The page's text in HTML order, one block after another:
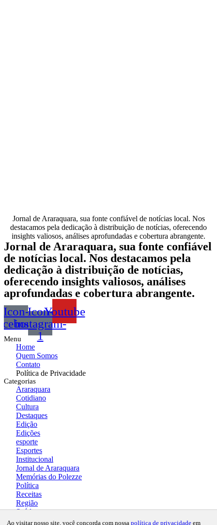
Jornal de Araraquara, sua fonte confiável de notícias local. Nos
destacamos pela dedicação à distribuição de notícias, oferecendo
insights valiosos, análises aprofundadas e cobertura abrangente.
Jornal de Araraquara, sua fonte confiável
de notícias local. Nos destacamos pela
dedicação à distribuição de notícias,
oferecendo insights valiosos, análises
aprofundadas e cobertura abrangente.
Icon-Icon-
instagram-
1
Youtube
Menu
Home
Quem Somos
Contato
Política de Privacidade
Categorias
Araraquara
Cotidiano
Cultura
Destaques
Edição
Edições
esporte
Esportes
Institucional
Jornal de Araraquara
Memórias do Polezze
Política
Receitas
Região
Saúde
Copyright © 2024 Todos os direitos
Ao visitar nosso site, você concorda com nossa política de privacidade em